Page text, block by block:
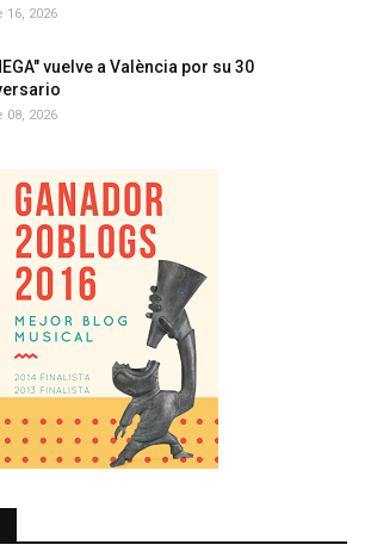
16, 2026
vuelve a València por su 30
08, 2026